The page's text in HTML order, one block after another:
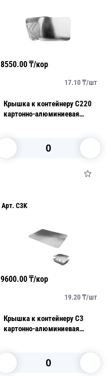
8550.00₸/кор
17.10₸/шт
Крышка к контейнеру C220
картонно-алюминиевая
Арт. C3K
9600.00₸/кор
19.20₸/шт
Крышка к контейнеру C3
картонно-алюминиевая